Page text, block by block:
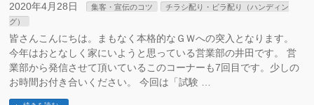
2020年4月28日 集客・宣伝のコツ
チラシ配り・ビラ配り（ハンディン
グ）
皆さんこんにちは。まもなく本格的なＧＷへの突入となります。
今年はおとなしく家にいようと思っている営業部の井田です。 営
業部から発信させて頂いているこのコーナーも7回目です。少しの
お時間お付き合いください。 今回は「試験 …